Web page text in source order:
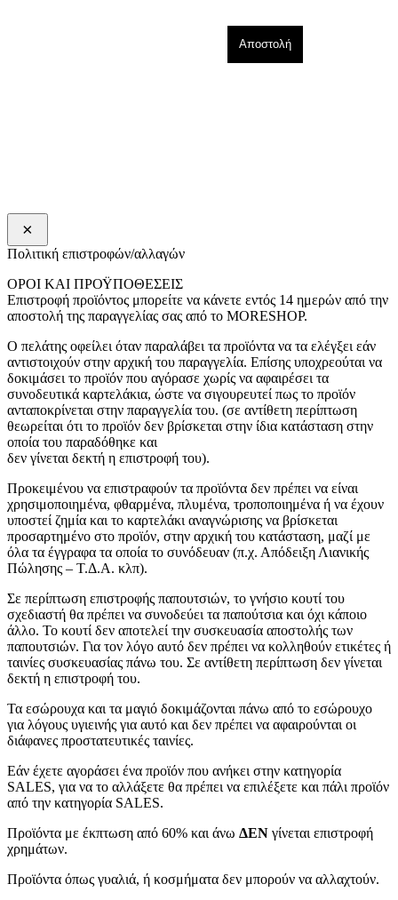
×
Πολιτική επιστροφών/αλλαγών
ΟΡΟΙ ΚΑΙ ΠΡΟΫΠΟΘΕΣΕΙΣ
Επιστροφή προϊόντος μπορείτε να κάνετε εντός 14 ημερών από την
αποστολή της παραγγελίας σας από το MORESHOP.
Ο πελάτης οφείλει όταν παραλάβει τα προϊόντα να τα ελέγξει εάν
αντιστοιχούν στην αρχική του παραγγελία. Επίσης υποχρεούται να
δοκιμάσει το προϊόν που αγόρασε χωρίς να αφαιρέσει τα
συνοδευτικά καρτελάκια, ώστε να σιγουρευτεί πως το προϊόν
ανταποκρίνεται στην παραγγελία του. (σε αντίθετη περίπτωση
θεωρείται ότι το προϊόν δεν βρίσκεται στην ίδια κατάσταση στην
οποία του παραδόθηκε και
δεν γίνεται δεκτή η επιστροφή του).
Προκειμένου να επιστραφούν τα προϊόντα δεν πρέπει να είναι
χρησιμοποιημένα, φθαρμένα, πλυμένα, τροποποιημένα ή να έχουν
υποστεί ζημία και το καρτελάκι αναγνώρισης να βρίσκεται
προσαρτημένο στο προϊόν, στην αρχική του κατάσταση, μαζί με
όλα τα έγγραφα τα οποία το συνόδευαν (π.χ. Απόδειξη Λιανικής
Πώλησης – Τ.Δ.Α. κλπ).
Σε περίπτωση επιστροφής παπουτσιών, το γνήσιο κουτί του
σχεδιαστή θα πρέπει να συνοδεύει τα παπούτσια και όχι κάποιο
άλλο. Το κουτί δεν αποτελεί την συσκευασία αποστολής των
παπουτσιών. Για τον λόγο αυτό δεν πρέπει να κολληθούν ετικέτες ή
ταινίες συσκευασίας πάνω του. Σε αντίθετη περίπτωση δεν γίνεται
δεκτή η επιστροφή του.
Τα εσώρουχα και τα μαγιό δοκιμάζονται πάνω από το εσώρουχο
για λόγους υγιεινής για αυτό και δεν πρέπει να αφαιρούνται οι
διάφανες προστατευτικές ταινίες.
Εάν έχετε αγοράσει ένα προϊόν που ανήκει στην κατηγορία
SALES, για να το αλλάξετε θα πρέπει να επιλέξετε και πάλι προϊόν
από την κατηγορία SALES.
Προϊόντα με έκπτωση από 60% και άνω ΔΕΝ γίνεται επιστροφή
χρημάτων.
Προϊόντα όπως γυαλιά, ή κοσμήματα δεν μπορούν να αλλαχτούν.